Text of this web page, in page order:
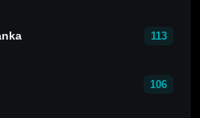
113
106